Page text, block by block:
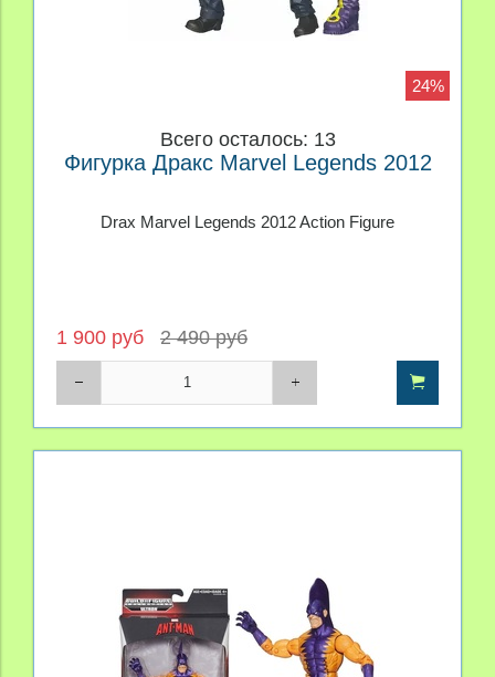
24%
Всего осталось: 13
Фигурка Дракс Marvel Legends 2012
Drax Marvel Legends 2012 Action Figure
1 900 руб 2 490 руб